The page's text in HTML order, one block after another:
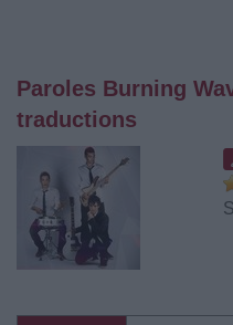
Paroles Burning
traductions